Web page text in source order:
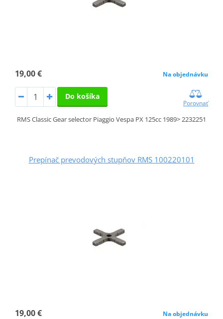
19,00 € Na objednávku
Do košíka
Porovnať
RMS Classic Gear selector Piaggio Vespa PX 125cc 1989> 2232251
Prepínač prevodových stupňov RMS 100220101
19,00 € Na objednávku